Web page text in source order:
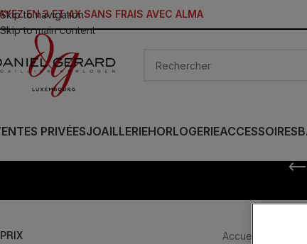
Skip to navigation
Skip to main content
EN 3 ET 4X SANS FRAIS AVEC ALMA
PRIVÉESJOAILLERIEHORLOGERIEACCESSOIRES
PRIX Accueil